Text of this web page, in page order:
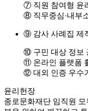
⑦ 직원 참여형 윤
⑧ 직무중심·내부
⑨ 감사 사례집 제
⑩ 구민 대상 정보
⑪ 온라인 플랫폼
⑫ 대외 인증 우수
윤리헌장
종로문화재단 임직원